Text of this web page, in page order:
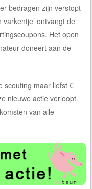
bedragen zijn verstopt
ontvangt de
Het open
doneert aan de
scouting maar liefst €
nieuwe actie verloopt.
van alle